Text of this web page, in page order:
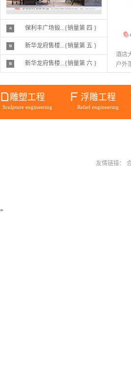
保利丰广场锻...{销量第 四 }
新华龙府售楼...{销量第 五 }
新华龙府售楼...{销量第 六 }
酒店
户外
雕塑工程
Sculpture engineering
浮雕工程
Relief engineering
友情链接：
=